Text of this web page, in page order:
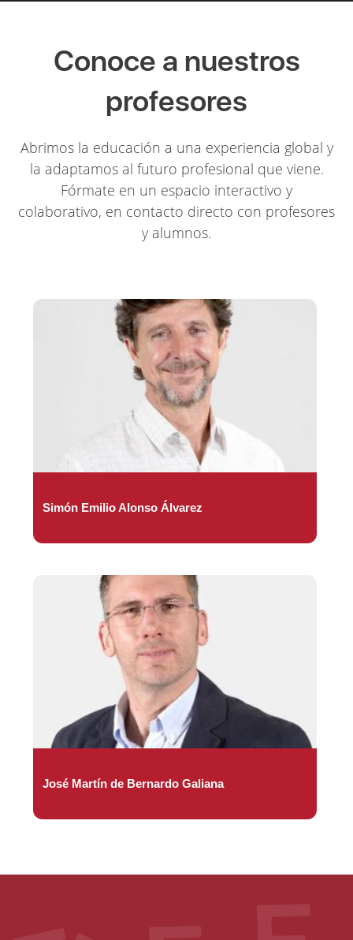
Conoce a nuestros
profesores
Abrimos la educación a una experiencia global y
la adaptamos al futuro profesional que viene.
Fórmate en un espacio interactivo y
colaborativo, en contacto directo con profesores
y alumnos.
Simón Emilio Alonso Álvarez
José Martín de Bernardo Galiana